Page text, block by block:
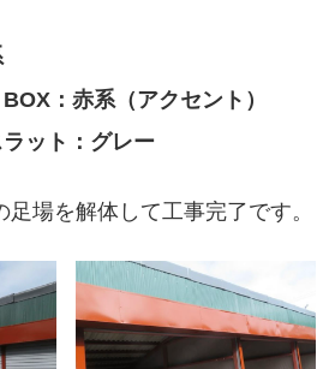
：赤系（アクセント）
ット：グレー
場を解体して工事完了です。